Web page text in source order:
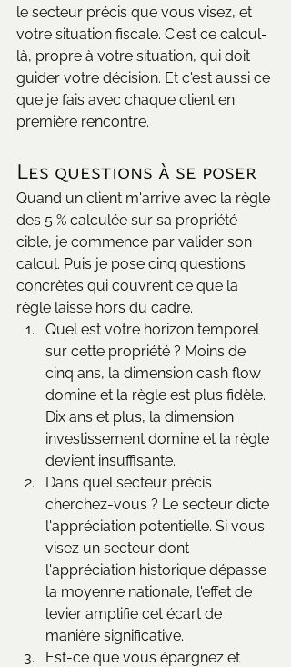
le secteur précis que vous visez, et
votre situation fiscale. C'est ce calcul-
là, propre à votre situation, qui doit
guider votre décision. Et c'est aussi ce
que je fais avec chaque client en
première rencontre.
Les questions à se poser
Quand un client m'arrive avec la règle
des 5 % calculée sur sa propriété
cible, je commence par valider son
calcul. Puis je pose cinq questions
concrètes qui couvrent ce que la
règle laisse hors du cadre.
Quel est votre horizon temporel
sur cette propriété ? Moins de
cinq ans, la dimension cash flow
domine et la règle est plus fidèle.
Dix ans et plus, la dimension
investissement domine et la règle
devient insuffisante.
Dans quel secteur précis
cherchez-vous ? Le secteur dicte
l'appréciation potentielle. Si vous
visez un secteur dont
l'appréciation historique dépasse
la moyenne nationale, l'effet de
levier amplifie cet écart de
manière significative.
Est-ce que vous épargnez et